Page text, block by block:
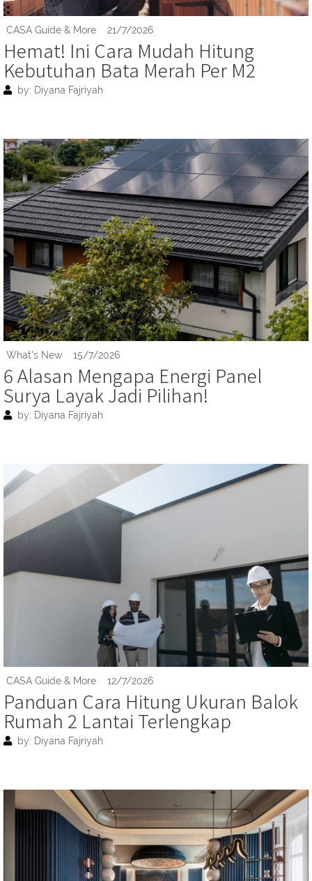
CASA Guide & More 21/7/2026
Hemat! Ini Cara Mudah Hitung
Kebutuhan Bata Merah Per M2
by: Diyana Fajriyah
What's New 15/7/2026
6 Alasan Mengapa Energi Panel
Surya Layak Jadi Pilihan!
by: Diyana Fajriyah
CASA Guide & More 12/7/2026
Panduan Cara Hitung Ukuran Balok
Rumah 2 Lantai Terlengkap
by: Diyana Fajriyah